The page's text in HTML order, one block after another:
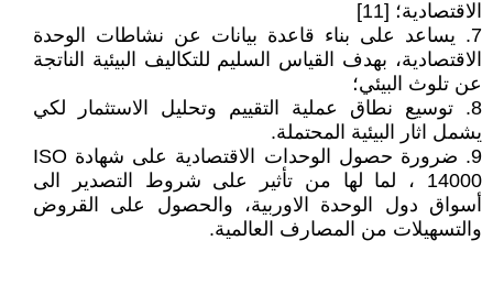
الاقتصادية؛ [11]
7. يساعد على بناء قاعدة بيانات عن نشاطات الوحدة
الاقتصادية، بهدف القياس السليم للتكاليف البيئية الناتجة
عن تلوث البيئي؛
8. توسيع نطاق عملية التقييم وتحليل الاستثمار لكي
يشمل اثار البيئية المحتملة.
9. ضرورة حصول الوحدات الاقتصادية على شهادة ISO
14000 ، لما لها من تأثير على شروط التصدير الى
أسواق دول الوحدة الاوربية، والحصول على القروض
والتسهيلات من المصارف العالمية.